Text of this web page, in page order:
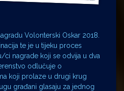
Volonterski Oskar 2018.
te je u tijeku proces
ci nagrade koji se odvija u dva
odlučuje o
koji prolaze u drugi krug
građani glasaju za jednog